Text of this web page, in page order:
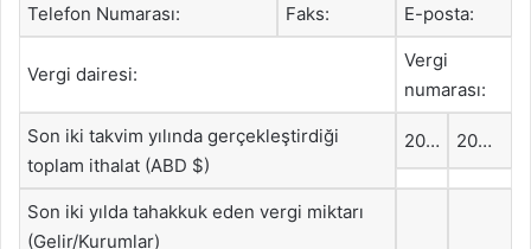
Telefon Numarası: Faks: E-posta:
Vergi dairesi:
Vergi
numarası:
Son iki takvim yılında gerçekleştirdiği
toplam ithalat (ABD $)
20… 20…
Son iki yılda tahakkuk eden vergi miktarı
(Gelir/Kurumlar)